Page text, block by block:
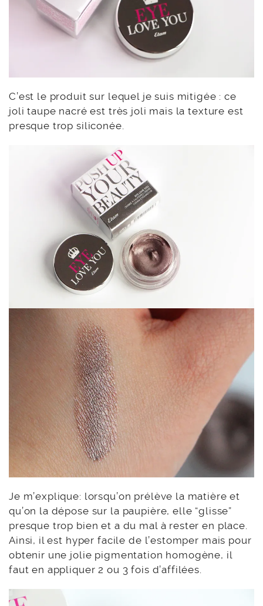
C’est le produit sur lequel je suis mitigée : ce
joli taupe nacré est très joli mais la texture est
presque trop siliconée.
Je m’explique: lorsqu’on prélève la matière et
qu’on la dépose sur la paupière, elle “glisse”
presque trop bien et a du mal à rester en place.
Ainsi, il est hyper facile de l’estomper mais pour
obtenir une jolie pigmentation homogène, il
faut en appliquer 2 ou 3 fois d’affilées.